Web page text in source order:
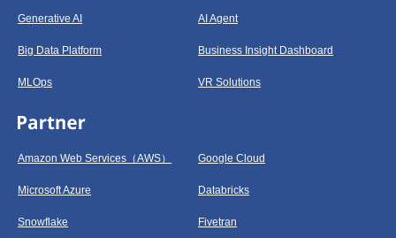
Generative AI AI Agent
Big Data Platform Business Insight Dashboard
MLOps VR Solutions
Amazon Web Services（AWS） Google Cloud
Microsoft Azure Databricks
Snowflake Fivetran